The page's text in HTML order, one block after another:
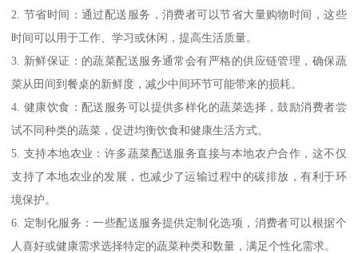
2. 节省时间：通过配送服务，消费者可以节省大量购物时间，这些
时间可以用于工作、学习或休闲，提高生活质量。
3. 新鲜保证：的蔬菜配送服务通常会有严格的供应链管理，确保蔬
菜从田间到餐桌的新鲜度，减少中间环节可能带来的损耗。
4. 健康饮食：配送服务可以提供多样化的蔬菜选择，鼓励消费者尝
试不同种类的蔬菜，促进均衡饮食和健康生活方式。
5. 支持本地农业：许多蔬菜配送服务直接与本地农户合作，这不仅
支持了本地农业的发展，也减少了运输过程中的碳排放，有利于环
境保护。
6. 定制化服务：一些配送服务提供定制化选项，消费者可以根据个
人喜好或健康需求选择特定的蔬菜种类和数量，满足个性化需求。